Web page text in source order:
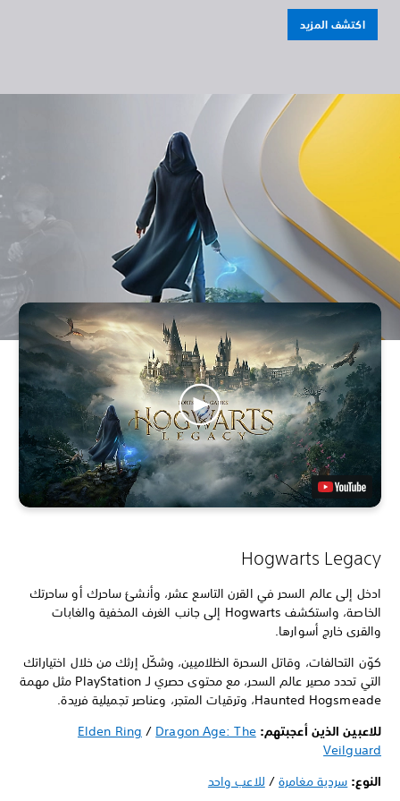
اكتشف المزيد
Hogwarts Legacy
ادخل إلى عالم السحر في القرن التاسع عشر، وأنشئ ساحرك أو ساحرتك
الخاصة، واستكشف Hogwarts إلى جانب الغرف المخفية والغابات
والقرى خارج أسوارها.
كوّن التحالفات، وقاتل السحرة الظلاميين، وشكّل إرثك من خلال اختياراتك
التي تحدد مصير عالم السحر، مع محتوى حصري لـ PlayStation مثل مهمة
Haunted Hogsmeade، وترقيات المتجر، وعناصر تجميلية فريدة.
للاعبين الذين أعجبتهم:
Elden Ring/Dragon Age: The
Veilguard
النوع:سردية مغامرة /للاعب واحد